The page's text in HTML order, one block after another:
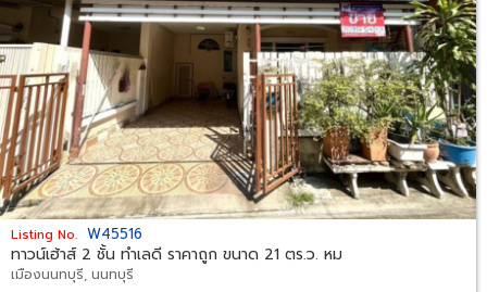
Listing No. W45516
ทาวน์เฮ้าส์ 2 ชั้น ทำเลดี ราคาถูก ขนาด 21 ตร.ว. หม
เมืองนนทบุรี, นนทบุรี